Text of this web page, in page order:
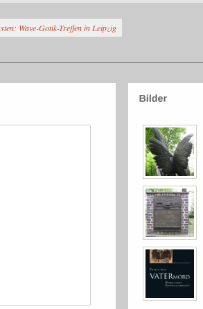
Wave-Gotik-Treffen in Leipzig